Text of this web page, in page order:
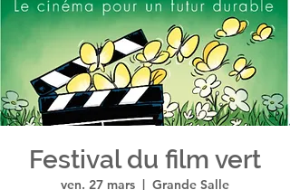
Festival du film vert
ven. 27 mars
  |
Grande Salle